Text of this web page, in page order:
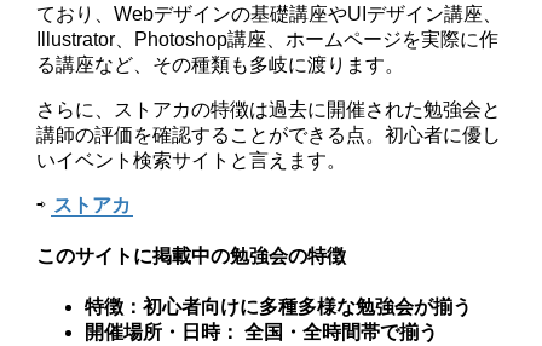
ており、Webデザインの基礎講座やUIデザイン講座、
Illustrator、Photoshop講座、ホームページを実際に作
る講座など、その種類も多岐に渡ります。
さらに、ストアカの特徴は過去に開催された勉強会と
講師の評価を確認することができる点。初心者に優し
いイベント検索サイトと言えます。
⇨ ストアカ
このサイトに掲載中の勉強会の特徴
特徴：初心者向けに多種多様な勉強会が揃う
開催場所・日時： 全国・全時間帯で揃う